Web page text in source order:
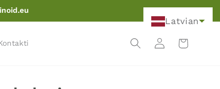
PieslēgtiesRati
Latvian